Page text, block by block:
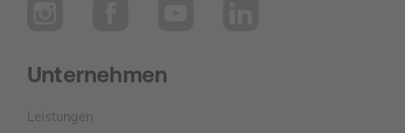
Unternehmen
Leistungen